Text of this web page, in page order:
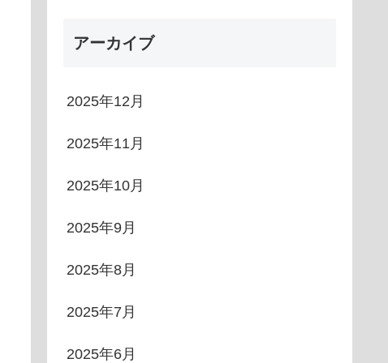
アーカイブ
2025年12月
2025年11月
2025年10月
2025年9月
2025年8月
2025年7月
2025年6月